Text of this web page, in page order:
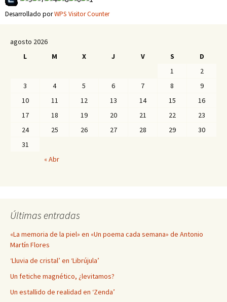
Desarrollado porWPS Visitor Counter
agosto 2026
L
M X J V S
D
1
2
3
4 5 6 7 8
9
10
11 12 13 14 15
16
17
18 19 20 21 22
23
24
25 26 27 28 29
30
31
« Abr
Últimas entradas
«La memoria de la piel» en «Un poema cada semana» de Antonio
Martín Flores
‘Lluvia de cristal’ en ‘Librújula’
Un fetiche magnético, ¿levitamos?
Un estallido de realidad en ‘Zenda’